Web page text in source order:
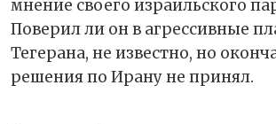
мнение своего израильского
Поверил ли он в агрессивные
Тегерана, не известно, но
решения по Ирану не принял.